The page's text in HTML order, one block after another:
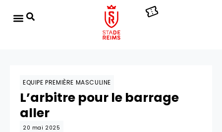
EQUIPE PREMIÈRE MASCULINE
L’arbitre pour le barrage
aller
20 mai 2025